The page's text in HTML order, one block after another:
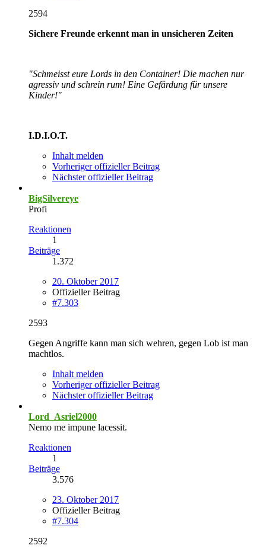
2594
Sichere Freunde erkennt man in unsicheren Zeiten
"Schmeisst eure Lords in den Container! Die machen nur
agressiv und schrein rum! Eine Gefärdung für unsere
Kinder!"
I.D.I.O.T.
Inhalt melden
Vorheriger offizieller Beitrag
Nächster offizieller Beitrag
BigSilvereye
Profi
Reaktionen
1
Beiträge
1.372
20. Oktober 2017
Offizieller Beitrag
#7.303
2593
Gegen Angriffe kann man sich wehren, gegen Lob ist man
machtlos.
Inhalt melden
Vorheriger offizieller Beitrag
Nächster offizieller Beitrag
Lord_Asriel2000
Nemo me impune lacessit.
Reaktionen
1
Beiträge
3.576
23. Oktober 2017
Offizieller Beitrag
#7.304
2592